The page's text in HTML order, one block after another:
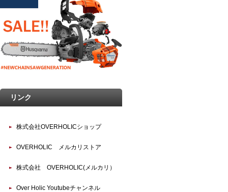
リンク
株式会社OVERHOLICショップ
OVERHOLIC メルカリストア
株式会社 OVERHOLIC(メルカリ）
Over Holic Youtubeチャンネル